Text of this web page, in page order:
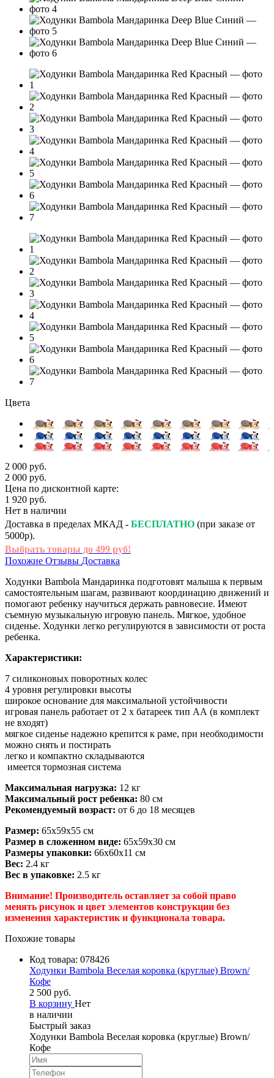
Цвета
2 000 руб.
2 000 руб.
Цена по дисконтной карте:
1 920 руб.
Нет в наличии
Доставка в пределах МКАД - БЕСПЛАТНО (при заказе от
5000р).
Выбрать товары до 499 руб!
Похожие Отзывы Доставка
Ходунки Bambola Мандаринка подготовят малыша к первым
самостоятельным шагам, развивают координацию движений и
помогают ребенку научиться держать равновесие. Имеют
съемную музыкальную игровую панель. Мягкое, удобное
сиденье. Ходунки легко регулируются в зависимости от роста
ребенка.
Характеристики:
7 силиконовых поворотных колес
4 уровня регулировки высоты
широкое основание для максимальной устойчивости
игровая панель работает от 2 х батареек тип АА (в комплект
не входят)
мягкое сиденье надежно крепится к раме, при необходимости
можно снять и постирать
легко и компактно складываются
имеется тормозная система
Максимальная нагрузка: 12 кг
Максимальный рост ребенка: 80 см
Рекомендуемый возраст: от 6 до 18 месяцев
Размер: 65х59х55 см
Размер в сложенном виде: 65х59х30 см
Размеры упаковки: 66х60х11 см
Вес: 2.4 кг
Вес в упаковке: 2.5 кг
Внимание! Производитель оставляет за собой право
менять рисунок и цвет элементов конструкции без
изменения характеристик и функционала товара.
Похожие товары
Код товара: 078426
Ходунки Bambola Веселая коровка (круглые) Brown/
Кофе
2 500 руб.
В корзину Нет
в наличии
Быстрый заказ
Ходунки Bambola Веселая коровка (круглые) Brown/
Кофе